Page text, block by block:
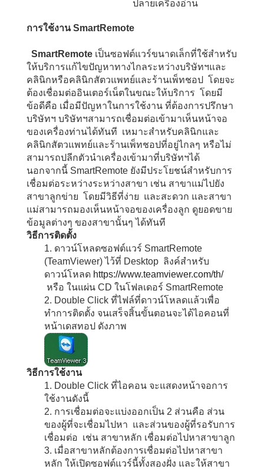
ปลายเครื่องอ่าน
การใช้งานSmartRemote
SmartRemote เป็นซอฟต์แวร์ขนาดเล็กที่ใช้สำหรับ
ให้บริการแก้ไขปัญหาทางไกลระหว่างบริษัทฯและ
คลินิกหรือคลินิกสัตวแพทย์และร้านเพ็ทชอป โดยจะ
ต้องเชื่อมต่ออินเตอร์เน็ตในขณะให้บริการ โดยมี
ข้อดีคือ เมื่อมีปัญหาในการใช้งาน ที่ต้องการปรึกษา
บริษัทฯ บริษัทฯสามารถเชื่อมต่อเข้ามาเห็นหน้าจอ
ของเครื่องท่านได้ทันที เหมาะสำหรับคลินิกและ
คลินิกสัตวแพทย์และร้านเพ็ทชอปที่อยู่ไกลๆ หรือไม่
สามารถปลีกตัวนำเครื่องเข้ามาที่บริษัทฯได้
นอกจากนี้ SmartRemote ยังมีประโยชน์สำหรับการ
เชื่อมต่อระหว่างระหว่างสาขา เช่น สาขาแม่ไปยัง
สาขาลูกข่าย โดยมีวิธีที่ง่าย และสะดวก และสาขา
แม่สามารถมองเห็นหน้าจอของเครื่องลูก ดูยอดขาย
ข้อมูลต่างๆ ของสาขานั้นๆ ได้ทันที
วิธีการติดตั้ง
1. ดาวน์โหลดซอฟต์แวร์ SmartRemote
(TeamViewer) ไว้ที่ Desktop ลิงค์สำหรับ
ดาวน์โหลด https://www.teamviewer.com/th/
หรือ ในแผ่น CD ในโฟลเดอร์ SmartRemote
2. Double Click ที่ไฟล์ที่ดาวน์โหลดแล้วเพื่อ
ทำการติดตั้ง จนเสร็จสิ้นขั้นตอนจะได้ไอคอนที่
หน้าเดสทอป ดังภาพ
วิธีการใช้งาน
1. Double Click ที่ไอคอน จะแสดงหน้าจอการ
ใช้งานดังนี้
2. การเชื่อมต่อจะแบ่งออกเป็น 2 ส่วนคือ ส่วน
ของผู้ที่จะเชื่อมไปหา และส่วนของผู้ที่รอรับการ
เชื่อมต่อ เช่น สาขาหลัก เชื่อมต่อไปหาสาขาลูก
3. เมื่อสาขาหลักต้องการเชื่อมต่อไปหาสาขา
หลัก ให้เปิดซอฟต์แวร์นี้ทั้งสองฝั่ง และให้สาขา